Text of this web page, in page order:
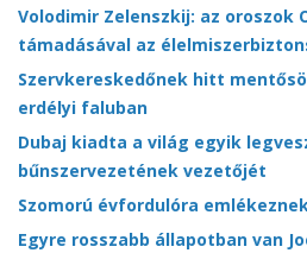
Volodimir Zelenszkij: az oroszok
támadásával az
Szervkereskedőnek hitt
erdélyi faluban
Dubaj kiadta a világ egyik
bűnszervezetének vezetőjét
Szomorú évfordulóra
Egyre rosszabb állapotban van